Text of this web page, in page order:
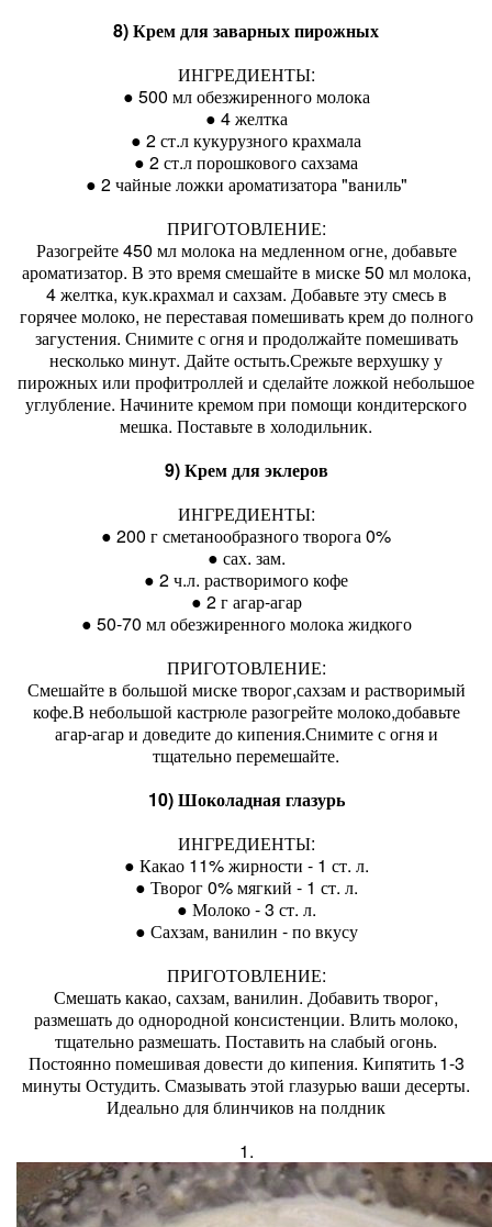
8) Крем для заварных пирожных
ИНГРЕДИЕНТЫ:
● 500 мл обезжиренного молока
● 4 желтка
● 2 ст.л кукурузного крахмала
● 2 ст.л порошкового сахзама
● 2 чайные ложки ароматизатора "ваниль"
ПРИГОТОВЛЕНИЕ:
Разогрейте 450 мл молока на медленном огне, добавьте
ароматизатор. В это время смешайте в миске 50 мл молока,
4 желтка, кук.крахмал и сахзам. Добавьте эту смесь в
горячее молоко, не переставая помешивать крем до полного
загустения. Снимите с огня и продолжайте помешивать
несколько минут. Дайте остыть.Срежьте верхушку у
пирожных или профитроллей и сделайте ложкой небольшое
углубление. Начините кремом при помощи кондитерского
мешка. Поставьте в холодильник.
9) Крем для эклеров
ИНГРЕДИЕНТЫ:
● 200 г сметанообразного творога 0%
● сах. зам.
● 2 ч.л. растворимого кофе
● 2 г агар-агар
● 50-70 мл обезжиренного молока жидкого
ПРИГОТОВЛЕНИЕ:
Смешайте в большой миске творог,сахзам и растворимый
кофе.В небольшой кастрюле разогрейте молоко,добавьте
агар-агар и доведите до кипения.Снимите с огня и
тщательно перемешайте.
10) Шоколадная глазурь
ИНГРЕДИЕНТЫ:
● Какао 11% жирности - 1 ст. л.
● Творог 0% мягкий - 1 ст. л.
● Молоко - 3 ст. л.
● Сахзам, ванилин - по вкусу
ПРИГОТОВЛЕНИЕ:
Смешать какао, сахзам, ванилин. Добавить творог,
размешать до однородной консистенции. Влить молоко,
тщательно размешать. Поставить на слабый огонь.
Постоянно помешивая довести до кипения. Кипятить 1-3
минуты Остудить. Смазывать этой глазурью ваши десерты.
Идеально для блинчиков на полдник
1.